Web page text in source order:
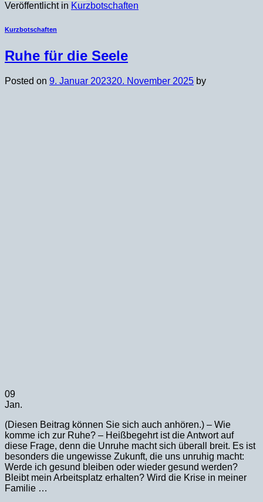
Veröffentlicht in Kurzbotschaften
Kurzbotschaften
Ruhe für die Seele
Posted on 9. Januar 202320. November 2025 by
09
Jan.
(Diesen Beitrag können Sie sich auch anhören.) – Wie
komme ich zur Ruhe? – Heißbegehrt ist die Antwort auf
diese Frage, denn die Unruhe macht sich überall breit. Es ist
besonders die ungewisse Zukunft, die uns unruhig macht:
Werde ich gesund bleiben oder wieder gesund werden?
Bleibt mein Arbeitsplatz erhalten? Wird die Krise in meiner
Familie …